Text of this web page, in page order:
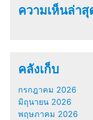
ความเห็นล่าสุ
คลังเก็บ
กรกฎาคม 2026
มิถุนายน 2026
พฤษภาคม 2026